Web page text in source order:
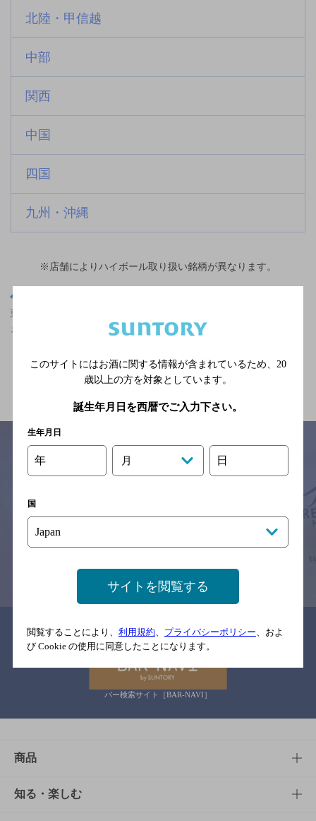
北陸・甲信越
中部
関西
中国
四国
九州・沖縄
※店舗によりハイボール取り扱い銘柄が異なります。
東京駅(東京都)周辺500m,中華・韓国・焼肉,カールスバーグが飲め
る,落ち着くフンイキ,クーポンありのお店
関連ページ
※それぞれのお店のメニューや営業時間などの掲載情報については、
予告なしに変更されることがありますので、
念のためお店にご確認の上ご来店くださいますようお願い申し上げま
情報提供：ぐるなび
関連リンク
バー検索サイト［BAR-NAVI］
商品
商品TOP
知る・楽しむ
このサイトにはお酒に関する情報が含まれているため、 20
歳以上の方を対象としています。
誕生年月日を西暦でご入力下さい。
生年月日
年 月 日
国
サイトを閲覧する
閲覧することにより、 利用規約、 プライバシーポリシー、およ
び Cookie の使用に同意したことになります。